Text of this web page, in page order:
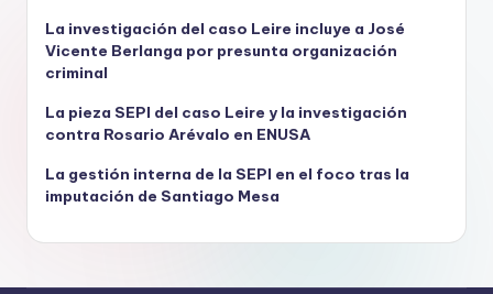
La investigación del caso Leire incluye a José
Vicente Berlanga por presunta organización
criminal
La pieza SEPI del caso Leire y la investigación
contra Rosario Arévalo en ENUSA
La gestión interna de la SEPI en el foco tras la
imputación de Santiago Mesa